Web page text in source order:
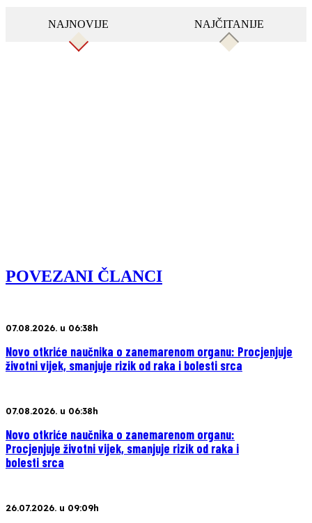
NAJNOVIJE NAJČITANIJE
POVEZANI ČLANCI
07.08.2026. u 06:38h
Novo otkriće naučnika o zanemarenom organu: Procjenjuje
životni vijek, smanjuje rizik od raka i bolesti srca
07.08.2026. u 06:38h
Novo otkriće naučnika o zanemarenom organu:
Procjenjuje životni vijek, smanjuje rizik od raka i
bolesti srca
26.07.2026. u 09:09h